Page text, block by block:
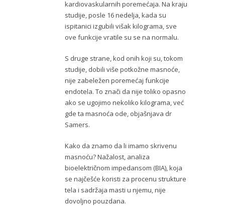
kardiovaskularnih poremećaja. Na kraju
studije, posle 16 nedelja, kada su
ispitanici izgubili višak kilograma, sve
ove funkcije vratile su se na normalu.
S druge strane, kod onih koji su, tokom
studije, dobili više potkožne masnoće,
nije zabeležen poremećaj funkcije
endotela. To znači da nije toliko opasno
ako se ugojimo nekoliko kilograma, već
gde ta masnoća ode, objašnjava dr
Samers.
Kako da znamo da li imamo skrivenu
masnoću? Nažalost, analiza
bioelektričnom impedansom (BIA), koja
se najčešće koristi za procenu strukture
tela i sadržaja masti u njemu, nije
dovoljno pouzdana.